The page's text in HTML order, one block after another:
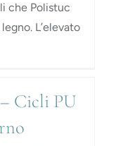
che Polistuc
L’elevato
Cicli PU